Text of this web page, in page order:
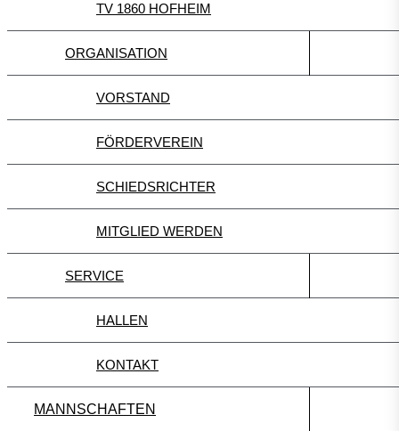
TV 1860 HOFHEIM
ORGANISATION
VORSTAND
FÖRDERVEREIN
SCHIEDSRICHTER
MITGLIED WERDEN
SERVICE
HALLEN
KONTAKT
MANNSCHAFTEN